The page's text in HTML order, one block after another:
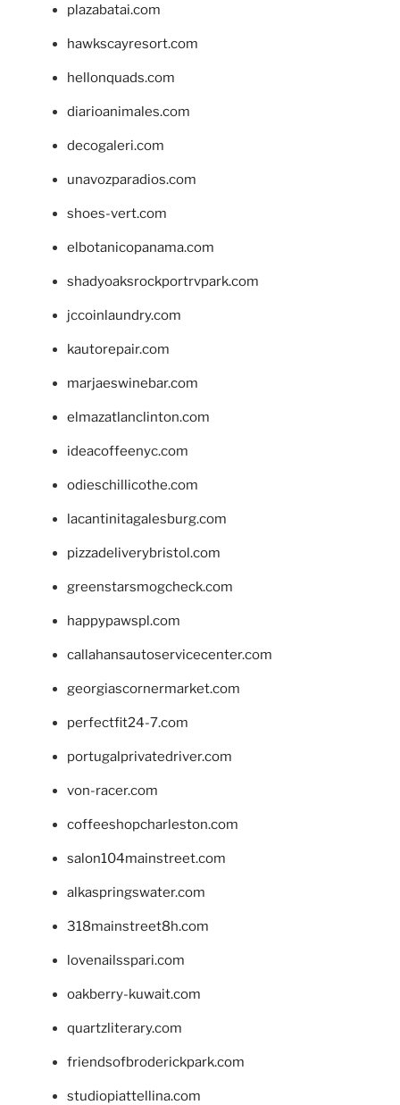
plazabatai.com
hawkscayresort.com
hellonquads.com
diarioanimales.com
decogaleri.com
unavozparadios.com
shoes-vert.com
elbotanicopanama.com
shadyoaksrockportrvpark.com
jccoinlaundry.com
kautorepair.com
marjaeswinebar.com
elmazatlanclinton.com
ideacoffeenyc.com
odieschillicothe.com
lacantinitagalesburg.com
pizzadeliverybristol.com
greenstarsmogcheck.com
happypawspl.com
callahansautoservicecenter.com
georgiascornermarket.com
perfectfit24-7.com
portugalprivatedriver.com
von-racer.com
coffeeshopcharleston.com
salon104mainstreet.com
alkaspringswater.com
318mainstreet8h.com
lovenailsspari.com
oakberry-kuwait.com
quartzliterary.com
friendsofbroderickpark.com
studiopiattellina.com